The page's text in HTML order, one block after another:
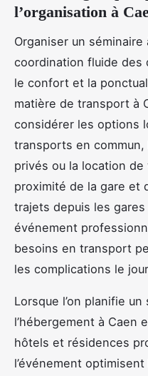
l’organisation à
Organiser un
coordination fluide des
le confort et la
matière de transport à
considérer les options
transports en
privés ou la location de
proximité de la gare et
trajets depuis les
événement
besoins en transport
les complications le
Lorsque l’on planifie
l’hébergement à Caen
hôtels et résidences
l’événement